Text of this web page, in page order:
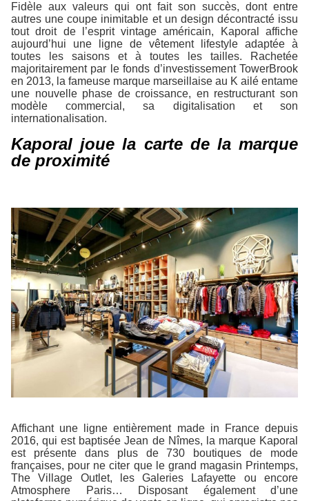
Fidèle aux valeurs qui ont fait son succès, dont entre
autres une coupe inimitable et un design décontracté issu
tout droit de l’esprit vintage américain, Kaporal affiche
aujourd’hui une ligne de vêtement lifestyle adaptée à
toutes les saisons et à toutes les tailles. Rachetée
majoritairement par le fonds d’investissement TowerBrook
en 2013, la fameuse marque marseillaise au K ailé entame
une nouvelle phase de croissance, en restructurant son
modèle commercial, sa digitalisation et son
internationalisation.
Kaporal joue la carte de la marque
de proximité
Affichant une ligne entièrement made in France depuis
2016, qui est baptisée Jean de Nîmes, la marque Kaporal
est présente dans plus de 730 boutiques de mode
françaises, pour ne citer que le grand magasin Printemps,
The Village Outlet, les Galeries Lafayette ou encore
Atmosphere Paris… Disposant également d’une